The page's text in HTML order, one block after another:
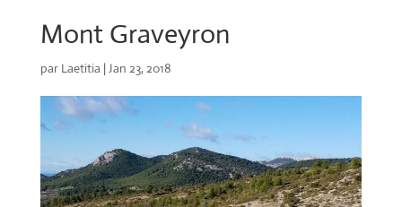
Mont Graveyron
par Laetitia |Jan 23, 2018